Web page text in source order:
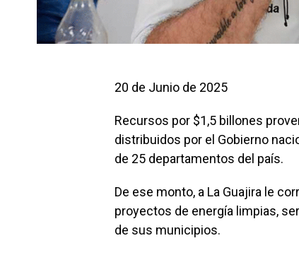
20 de Junio de 2025
Recursos por $1,5 billones
distribuidos por el Gobierno
de 25 departamentos del país.
De ese monto, a La Guajira le
proyectos de energía limpias,
de sus municipios.